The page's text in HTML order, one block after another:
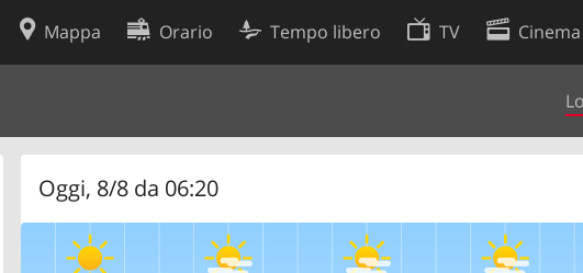
Mappa Orario Tempo libero TV Cinema
Oggi, 8/8 da 06:20
Preferenze cookie